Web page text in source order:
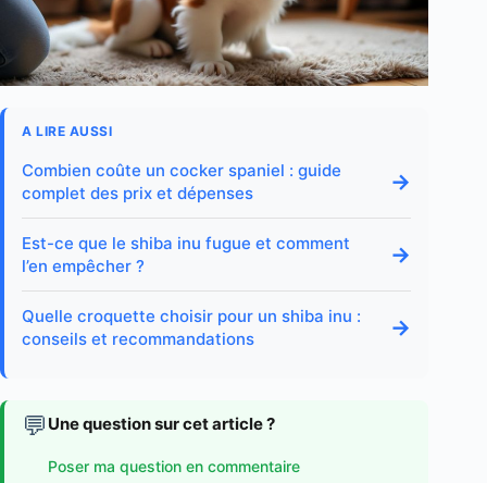
A LIRE AUSSI
Combien coûte un cocker spaniel : guide
complet des prix et dépenses
→
Est-ce que le shiba inu fugue et comment
l’en empêcher ?
→
Quelle croquette choisir pour un shiba inu :
conseils et recommandations
→
💬 Une question sur cet article ?
Poser ma question en commentaire